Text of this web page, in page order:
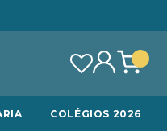
COLÉGIOS 2026